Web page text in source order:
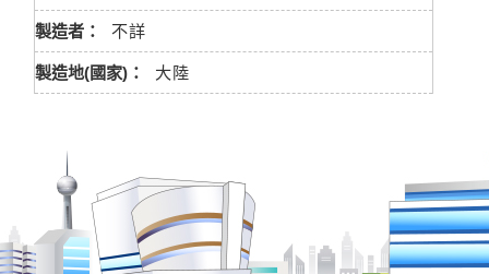
製造者： 不詳
製造地(國家)： 大陸